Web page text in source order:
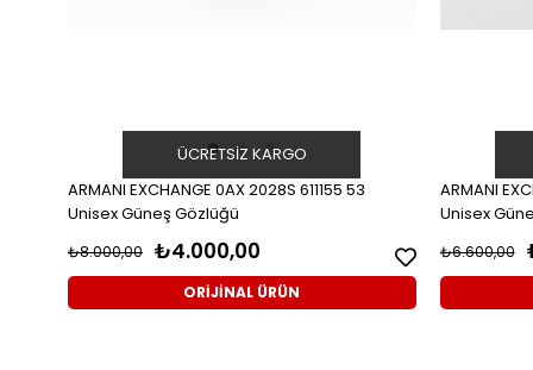
ARMANI EXCHANGE 0AX 2028S 611155 53
Unisex Güneş Gözlüğü
₺4.000,00
₺8.000,00
ÜCRETSIZ KARGO
ORİJİNAL ÜRÜN
ARMANI
Unisex
₺6.600,00